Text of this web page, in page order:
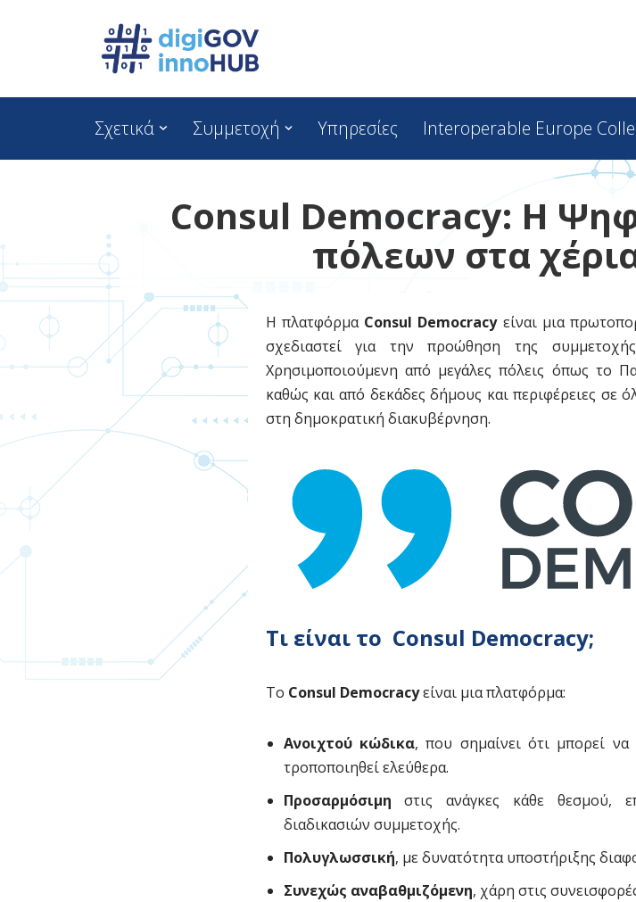
content
Σχετικά Συμμετοχή Υπηρεσίες Interoperable Europe
Consul Democracy: Η
πόλεων στα
Η πλατφόρμα Consul Democracyείναι μια
σχεδιαστεί για την προώθηση της
Χρησιμοποιούμενη από μεγάλες πόλεις όπως το
καθώς και από δεκάδες δήμους και περιφέρειες σε
στη δημοκρατική διακυβέρνηση.
Τι είναι το Consul Democracy;
To Consul Democracyείναι μια πλατφόρμα:
Ανοιχτού κώδικα, που σημαίνει ότι μπορεί να
τροποποιηθεί ελεύθερα.
Προσαρμόσιμη στις ανάγκες κάθε θεσμού,
διαδικασιών συμμετοχής.
Πολυγλωσσική, με δυνατότητα υποστήριξης
Συνεχώς αναβαθμιζόμενη, χάρη στις